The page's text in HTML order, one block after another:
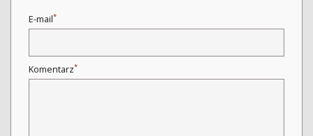
E-mail*
Komentarz*